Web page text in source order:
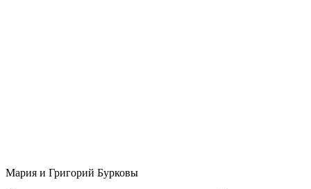
Мария и Григорий Бурковы